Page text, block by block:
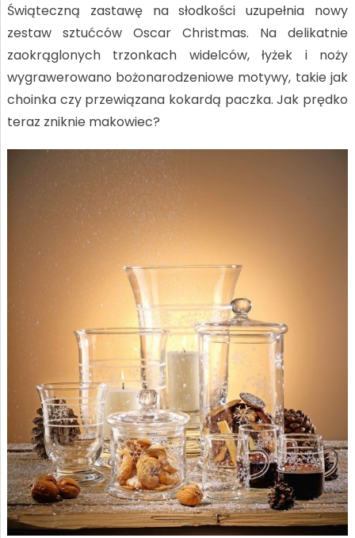
Świąteczną zastawę na słodkości uzupełnia nowy
zestaw sztućców Oscar Christmas. Na delikatnie
zaokrąglonych trzonkach widelców, łyżek i noży
wygrawerowano bożonarodzeniowe motywy, takie jak
choinka czy przewiązana kokardą paczka. Jak prędko
teraz zniknie makowiec?